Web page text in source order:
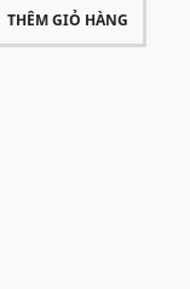
THÊM GIỎ HÀNG